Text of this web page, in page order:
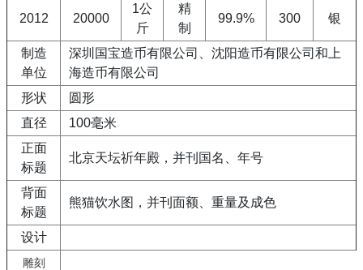
2012 20000
1公
斤
精
制
99.9% 300 银
制造
单位
深圳国宝造币有限公司、沈阳造币有限公司和上
海造币有限公司
形状
圆形
直径
100毫米
正面
标题
北京天坛祈年殿，并刊国名、年号
背面
标题
熊猫饮水图，并刊面额、重量及成色
设计
雕刻